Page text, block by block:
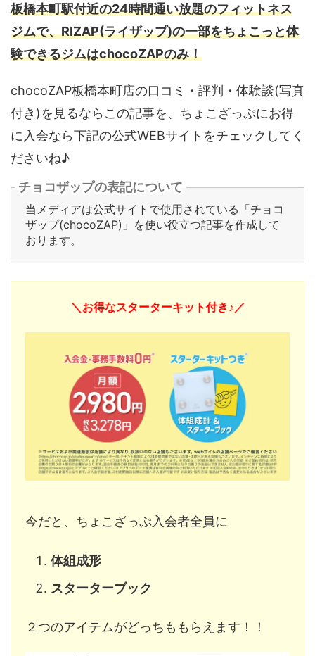
板橋本町駅付近の24時間通い放題のフィットネス
ジムで、RIZAP(ライザップ)の一部をちょこっと体
験できるジムはchocoZAPのみ！
chocoZAP板橋本町店の口コミ・評判・体験談(写真
付き)を見るならこの記事を、ちょこざっぷにお得
に入会なら下記の公式WEBサイトをチェックしてく
ださいね♪
チョコザップの表記について
当メディアは公式サイトで使用されている「チョコ
ザップ(chocoZAP)」を使い役立つ記事を作成して
おります。
＼お得なスターターキット付き♪／
今だと、ちょこざっぷ入会者全員に
体組成形
スターターブック
２つのアイテムがどっちももらえます！！